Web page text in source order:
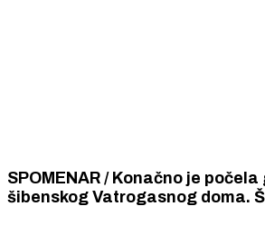
SPOMENAR / Konačno je
šibenskog Vatrogasnog doma.